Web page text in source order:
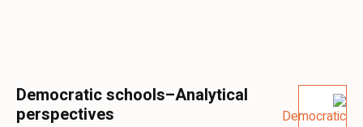
Democratic schools–Analytical
perspectives